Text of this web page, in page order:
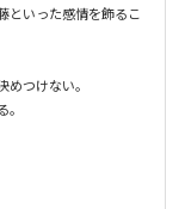
といった感情を飾るこ
つけない。